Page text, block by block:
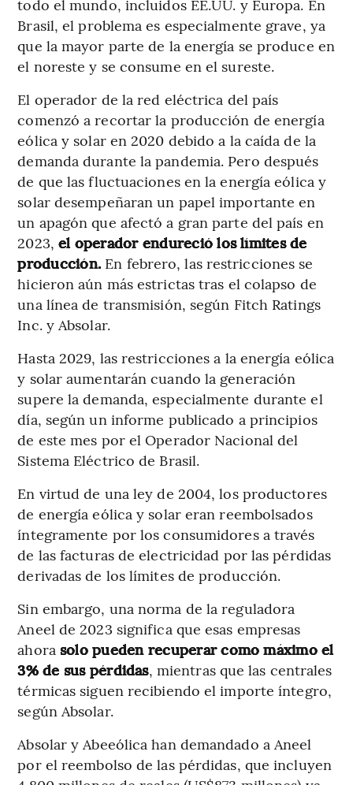
todo el mundo, incluidos EE.UU. y Europa. En
Brasil, el problema es especialmente grave, ya
que la mayor parte de la energía se produce en
el noreste y se consume en el sureste.
El operador de la red eléctrica del país
comenzó a recortar la producción de energía
eólica y solar en 2020 debido a la caída de la
demanda durante la pandemia. Pero después
de que las fluctuaciones en la energía eólica y
solar desempeñaran un papel importante en
un apagón que afectó a gran parte del país en
2023, el operador endureció los límites de
producción. En febrero, las restricciones se
hicieron aún más estrictas tras el colapso de
una línea de transmisión, según Fitch Ratings
Inc. y Absolar.
Hasta 2029, las restricciones a la energía eólica
y solar aumentarán cuando la generación
supere la demanda, especialmente durante el
día, según un informe publicado a principios
de este mes por el Operador Nacional del
Sistema Eléctrico de Brasil.
En virtud de una ley de 2004, los productores
de energía eólica y solar eran reembolsados
íntegramente por los consumidores a través
de las facturas de electricidad por las pérdidas
derivadas de los límites de producción.
Sin embargo, una norma de la reguladora
Aneel de 2023 significa que esas empresas
ahora solo pueden recuperar como máximo el
3% de sus pérdidas, mientras que las centrales
térmicas siguen recibiendo el importe íntegro,
según Absolar.
Absolar y Abeeólica han demandado a Aneel
por el reembolso de las pérdidas, que incluyen